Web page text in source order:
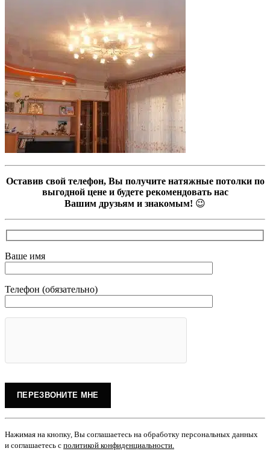
Оставив свой телефон, Вы получите натяжные потолки по
выгодной цене и будете рекомендовать нас
Вашим друзьям и знакомым! 😉
Ваше имя
Телефон (обязательно)
Нажимая на кнопку, Вы соглашаетесь на обработку персональных данных
и соглашаетесь с политикой конфиденциальности.